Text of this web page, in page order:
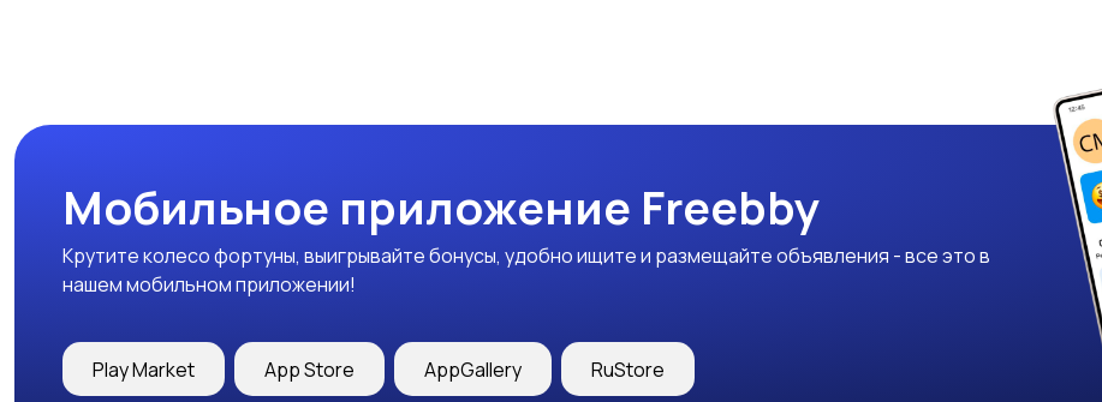
Мобильное приложение Freebby
Крутите колесо фортуны, выигрывайте бонусы, удобно ищите и размещайте объявления - все это в
нашем мобильном приложении!
Play Market App Store AppGallery RuStore